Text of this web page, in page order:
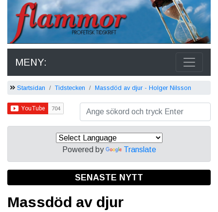
MENY:
Startsidan Tidstecken Massdöd av djur - Holger Nilsson
Powered by Translate
SENASTE NYTT
Massdöd av djur